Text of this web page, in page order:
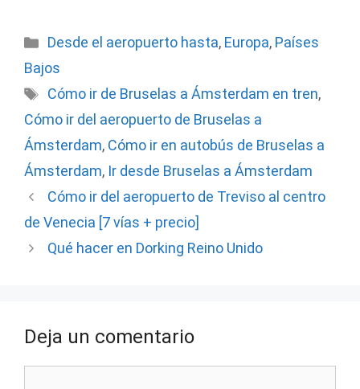
Categorías
Desde el aeropuerto hasta, Europa, Países
Bajos
Etiquetas
Cómo ir de Bruselas a Ámsterdam en tren,
Cómo ir del aeropuerto de Bruselas a
Ámsterdam, Cómo ir en autobús de Bruselas a
Ámsterdam, Ir desde Bruselas a Ámsterdam
Cómo ir del aeropuerto de Treviso al centro
de Venecia [7 vías + precio]
Qué hacer en Dorking Reino Unido
Deja un comentario